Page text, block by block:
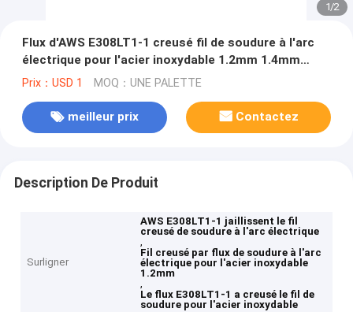
1/2
Flux d'AWS E308LT1-1 creusé fil de soudure à l'arc
électrique pour l'acier inoxydable 1.2mm 1.4mm
1.6mm
Prix：USD 1 MOQ：UNE PALETTE
meilleur prix Contactez
Description De Produit
Surligner
AWS E308LT1-1 jaillissent le fil
creusé de soudure à l'arc électrique
,
Fil creusé par flux de soudure à l'arc
électrique pour l'acier inoxydable
1.2mm
,
Le flux E308LT1-1 a creusé le fil de
soudure pour l'acier inoxydable